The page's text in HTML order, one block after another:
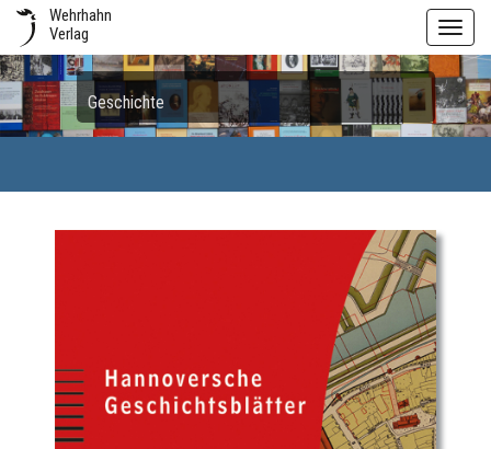
Wehrhahn
Verlag
Geschichte